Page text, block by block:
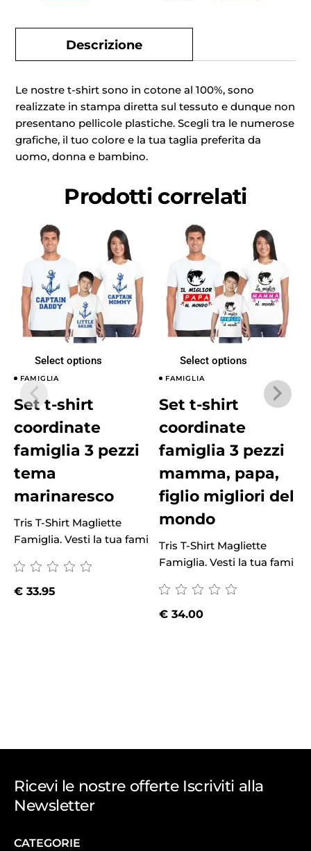
Descrizione
Le nostre t-shirt sono in cotone al 100%, sono
realizzate in stampa diretta sul tessuto e dunque non
presentano pellicole plastiche. Scegli tra le numerose
grafiche, il tuo colore e la tua taglia preferita da
uomo, donna e bambino.
Prodotti correlati
Select options
FAMIGLIA
Set t-shirt
coordinate
famiglia 3 pezzi
tema
marinaresco
Tris T-Shirt Magliette
Famiglia. Vesti la tua fami
€33.95
Select options
FAMIGLIA
Set t-shirt
coordinate
famiglia 3 pezzi
mamma, papa,
figlio migliori del
mondo
Tris T-Shirt Magliette
Famiglia. Vesti la tua fami
€ 34.00
Ricevi le nostre offerte Iscriviti alla
Newsletter
CATEGORIE